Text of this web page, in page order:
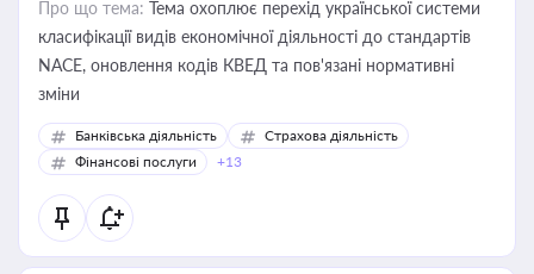
Про що тема: Тема охоплює перехід української системи
класифікації видів економічної діяльності до стандартів
NACE, оновлення кодів КВЕД та пов'язані нормативні
зміни
Банківська діяльність
Страхова діяльність
Фінансові послуги
+13